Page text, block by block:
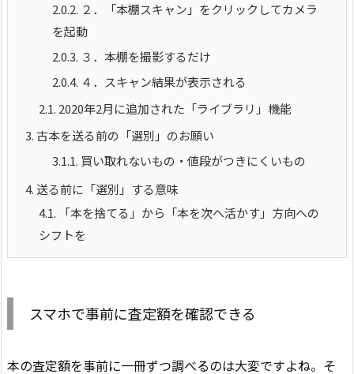
2.0.2. ２．「本棚スキャン」をクリックしてカメラ
を起動
2.0.3. ３．本棚を撮影するだけ
2.0.4. ４．スキャン結果が表示される
2.1. 2020年2月に追加された「ライブラリ」機能
3.古本を送る前の「選別」のお願い
3.1.1. 買い取れないもの・値段がつきにくいもの
4.送る前に「選別」する意味
4.1. 「本を捨てる」から「本を次へ活かす」方向への
シフトを
スマホで事前に査定額を確認できる
本の査定額を事前に一冊ずつ調べるのは大変ですよね。そ